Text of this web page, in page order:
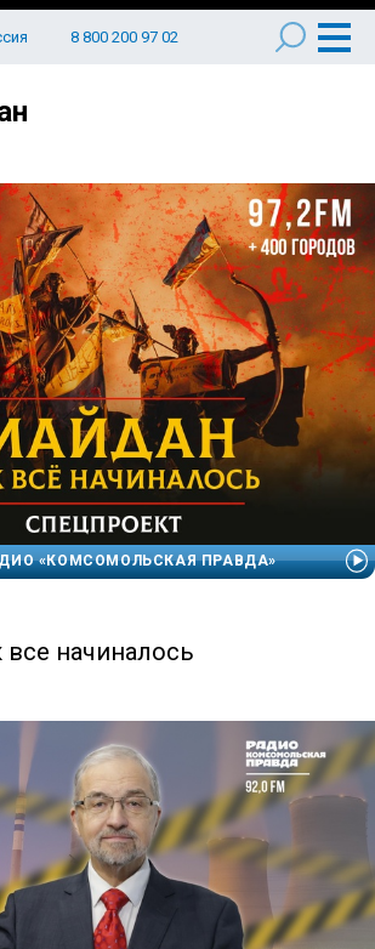
8 800 200 97 02
«КОМСОМОЛЬСКАЯ ПРАВДА»
начиналось